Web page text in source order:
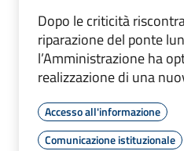
Dopo le criticità
riparazione del ponte
l’Amministrazione ha
realizzazione di una
Accesso all'informazione
Comunicazione istituzionale